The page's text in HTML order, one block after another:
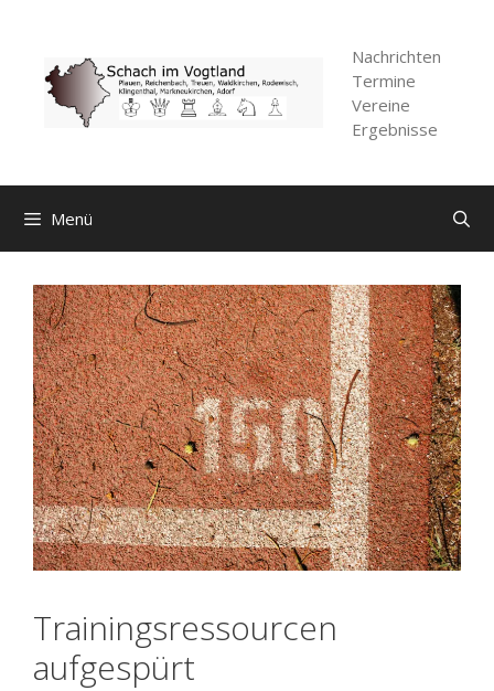
springen
Nachrichten
Termine
Vereine
Ergebnisse
Menü
Trainingsressourcen
aufgespürt